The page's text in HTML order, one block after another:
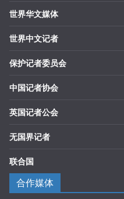
世界华文媒体
世界中文记者
保护记者委员会
中国记者协会
英国记者公会
无国界记者
联合国
合作媒体